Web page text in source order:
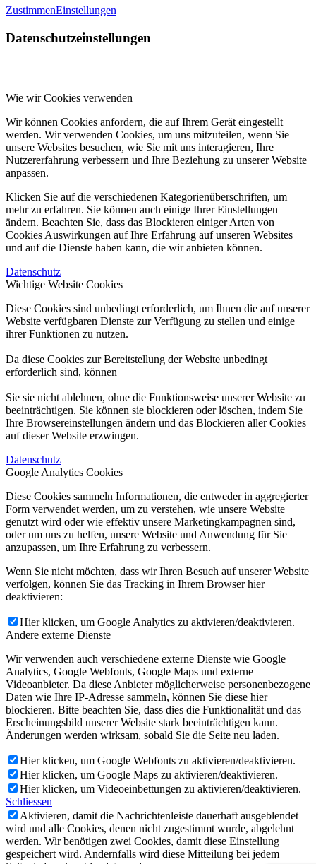
ZustimmenEinstellungen
Datenschutzeinstellungen
Wie wir Cookies verwenden
Wir können Cookies anfordern, die auf Ihrem Gerät eingestellt
werden. Wir verwenden Cookies, um uns mitzuteilen, wenn Sie
unsere Websites besuchen, wie Sie mit uns interagieren, Ihre
Nutzererfahrung verbessern und Ihre Beziehung zu unserer Website
anpassen.
Klicken Sie auf die verschiedenen Kategorienüberschriften, um
mehr zu erfahren. Sie können auch einige Ihrer Einstellungen
ändern. Beachten Sie, dass das Blockieren einiger Arten von
Cookies Auswirkungen auf Ihre Erfahrung auf unseren Websites
und auf die Dienste haben kann, die wir anbieten können.
Datenschutz
Wichtige Website Cookies
Diese Cookies sind unbedingt erforderlich, um Ihnen die auf unserer
Website verfügbaren Dienste zur Verfügung zu stellen und einige
ihrer Funktionen zu nutzen.
Da diese Cookies zur Bereitstellung der Website unbedingt
erforderlich sind, können
Sie sie nicht ablehnen, ohne die Funktionsweise unserer Website zu
beeinträchtigen. Sie können sie blockieren oder löschen, indem Sie
Ihre Browsereinstellungen ändern und das Blockieren aller Cookies
auf dieser Website erzwingen.
Datenschutz
Google Analytics Cookies
Diese Cookies sammeln Informationen, die entweder in aggregierter
Form verwendet werden, um zu verstehen, wie unsere Website
genutzt wird oder wie effektiv unsere Marketingkampagnen sind,
oder um uns zu helfen, unsere Website und Anwendung für Sie
anzupassen, um Ihre Erfahrung zu verbessern.
Wenn Sie nicht möchten, dass wir Ihren Besuch auf unserer Website
verfolgen, können Sie das Tracking in Ihrem Browser hier
deaktivieren:
Hier klicken, um Google Analytics zu aktivieren/deaktivieren.
Andere externe Dienste
Wir verwenden auch verschiedene externe Dienste wie Google
Analytics, Google Webfonts, Google Maps und externe
Videoanbieter. Da diese Anbieter möglicherweise personenbezogene
Daten wie Ihre IP-Adresse sammeln, können Sie diese hier
blockieren. Bitte beachten Sie, dass dies die Funktionalität und das
Erscheinungsbild unserer Website stark beeinträchtigen kann.
Änderungen werden wirksam, sobald Sie die Seite neu laden.
Hier klicken, um Google Webfonts zu aktivieren/deaktivieren.
Hier klicken, um Google Maps zu aktivieren/deaktivieren.
Hier klicken, um Videoeinbettungen zu aktivieren/deaktivieren.
Schliessen
Aktivieren, damit die Nachrichtenleiste dauerhaft ausgeblendet
wird und alle Cookies, denen nicht zugestimmt wurde, abgelehnt
werden. Wir benötigen zwei Cookies, damit diese Einstellung
gespeichert wird. Andernfalls wird diese Mitteilung bei jedem